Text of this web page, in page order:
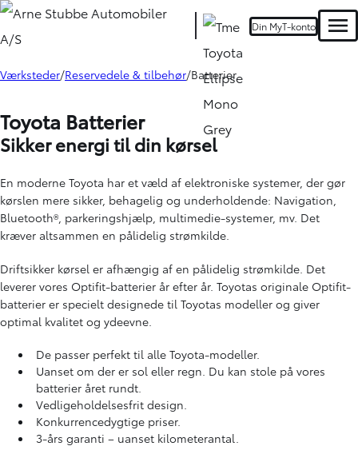
Din MyT-konto
Værksteder Reservedele & tilbehør Batterier
Toyota Batterier
Sikker energi til din kørsel
En moderne Toyota har et væld af elektroniske systemer, der gør
kørslen mere sikker, behagelig og underholdende: Navigation,
Bluetooth®, parkeringshjælp, multimedie-systemer, mv. Det
kræver altsammen en pålidelig strømkilde.
Driftsikker kørsel er afhængig af en pålidelig strømkilde. Det
leverer vores Optifit-batterier år efter år. Toyotas originale Optifit-
batterier er specielt designede til Toyotas modeller og giver
optimal kvalitet og ydeevne.
De passer perfekt til alle Toyota-modeller.
Uanset om der er sol eller regn. Du kan stole på vores
batterier året rundt.
Vedligeholdelsesfrit design.
Konkurrencedygtige priser.
3-års garanti – uanset kilometerantal.